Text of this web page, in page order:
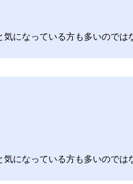
になっている方も多いのでは
になっている方も多いのでは